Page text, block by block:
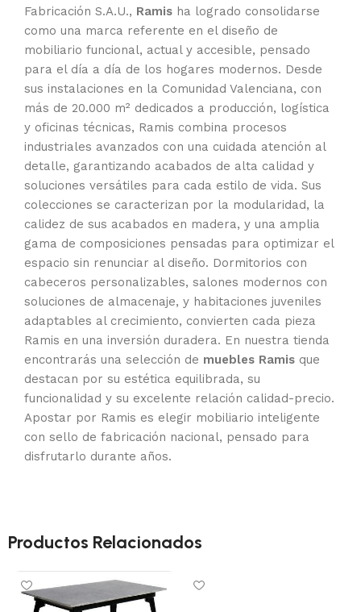
Fabricación S.A.U., Ramis ha logrado consolidarse
como una marca referente en el diseño de
mobiliario funcional, actual y accesible, pensado
para el día a día de los hogares modernos. Desde
sus instalaciones en la Comunidad Valenciana, con
más de 20.000 m² dedicados a producción, logística
y oficinas técnicas, Ramis combina procesos
industriales avanzados con una cuidada atención al
detalle, garantizando acabados de alta calidad y
soluciones versátiles para cada estilo de vida. Sus
colecciones se caracterizan por la modularidad, la
calidez de sus acabados en madera, y una amplia
gama de composiciones pensadas para optimizar el
espacio sin renunciar al diseño. Dormitorios con
cabeceros personalizables, salones modernos con
soluciones de almacenaje, y habitaciones juveniles
adaptables al crecimiento, convierten cada pieza
Ramis en una inversión duradera. En nuestra tienda
encontrarás una selección de muebles Ramis que
destacan por su estética equilibrada, su
funcionalidad y su excelente relación calidad-precio.
Apostar por Ramis es elegir mobiliario inteligente
con sello de fabricación nacional, pensado para
disfrutarlo durante años.
Productos Relacionados